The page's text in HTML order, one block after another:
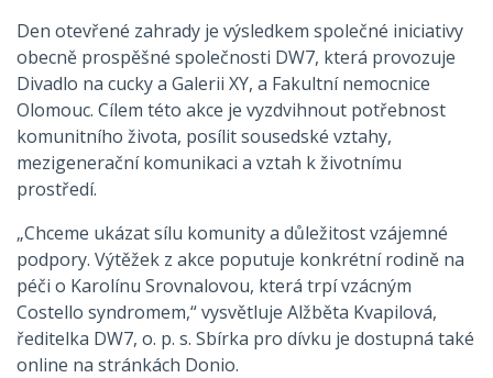
Den otevřené zahrady je výsledkem společné iniciativy
obecně prospěšné společnosti DW7, která provozuje
Divadlo na cucky a Galerii XY, a Fakultní nemocnice
Olomouc. Cílem této akce je vyzdvihnout potřebnost
komunitního života, posílit sousedské vztahy,
mezigenerační komunikaci a vztah k životnímu
prostředí.
„Chceme ukázat sílu komunity a důležitost vzájemné
podpory. Výtěžek z akce poputuje konkrétní rodině na
péči o Karolínu Srovnalovou, která trpí vzácným
Costello syndromem,“ vysvětluje Alžběta Kvapilová,
ředitelka DW7, o. p. s. Sbírka pro dívku je dostupná také
online na stránkách Donio.